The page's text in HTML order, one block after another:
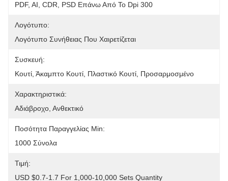
PDF, AI, CDR, PSD Επάνω Από Το Dpi 300
Λογότυπο:
Λογότυπο Συνήθειας Που Χαιρετίζεται
Συσκευή:
Κουτί, Άκαμπτο Κουτί, Πλαστικό Κουτί, Προσαρμοσμένο
Χαρακτηριστικά:
Αδιάβροχο, Ανθεκτικό
Ποσότητα Παραγγελίας Min:
1000 Σύνολα
Τιμή:
USD $0.7-1.7 For 1,000-10,000 Sets Quantity